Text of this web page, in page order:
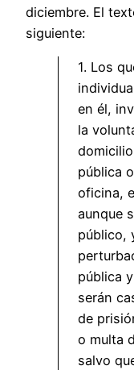
diciembre. El
siguiente:
1. Los
en él,
la
pública
oficina,
aunque
público,
pública
serán
de
o multa
salvo